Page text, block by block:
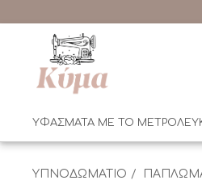
ΥΦΑΣΜΑΤΑ ΜΕ ΤΟ ΜΕΤΡΟ
ΥΠΝΟΔΩΜΑΤΙΟ